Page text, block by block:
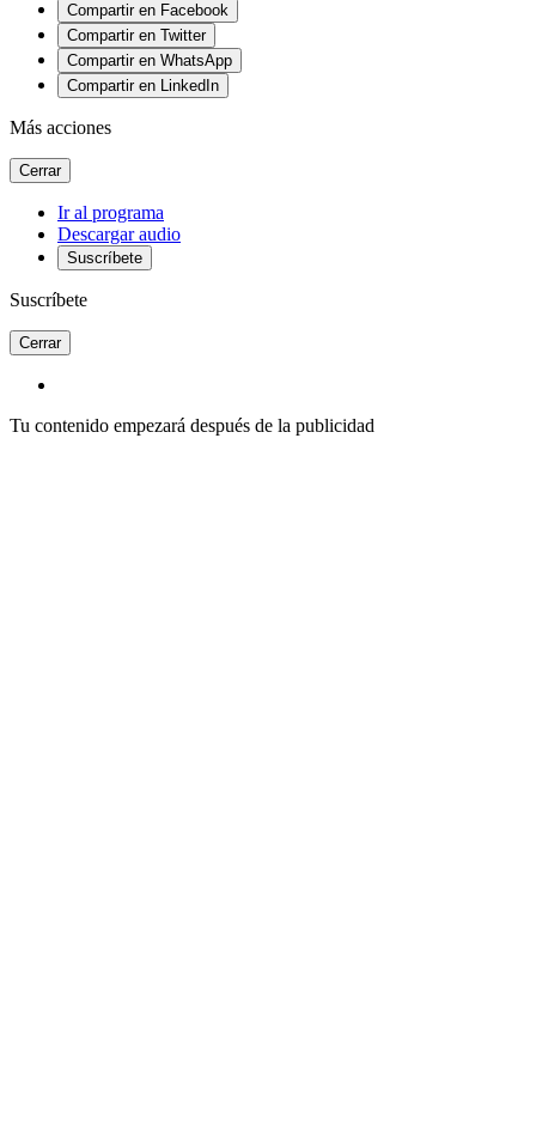
Compartir en Facebook
Compartir en Twitter
Compartir en WhatsApp
Compartir en LinkedIn
Más acciones
Cerrar
Ir al programa
Descargar audio
Suscríbete
Suscríbete
Cerrar
Tu contenido empezará después de la publicidad